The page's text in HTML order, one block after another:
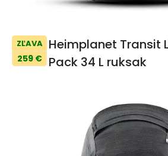
ZĽAVA
259 €
Heimplanet Transit
Pack 34 L ruksak